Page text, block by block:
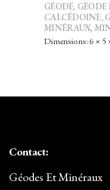
GÉODE, GÉODE
CALCÉDOINE,
MINÉRAUX,
Dimensions: 6 × 5
Contact:
Géodes Et Minéraux